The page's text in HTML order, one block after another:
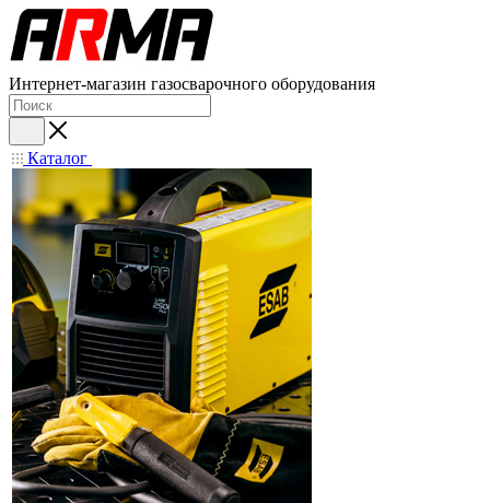
Интернет-магазин газосварочного оборудования
Каталог